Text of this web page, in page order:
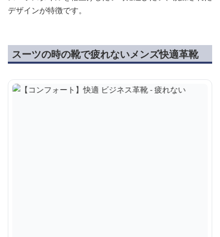
デザインが特徴です。
スーツの時の靴で疲れないメンズ快適革靴